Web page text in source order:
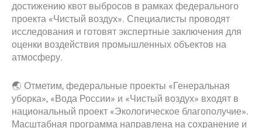
достижению квот выбросов в рамках федерального
проекта «Чистый воздух». Специалисты проводят
исследования и готовят экспертные заключения для
оценки воздействия промышленных объектов на
атмосферу.
🌏 Отметим, федеральные проекты «Генеральная
уборка», «Вода России» и «Чистый воздух» входят в
национальный проект «Экологическое благополучие».
Масштабная программа направлена на сохранение и